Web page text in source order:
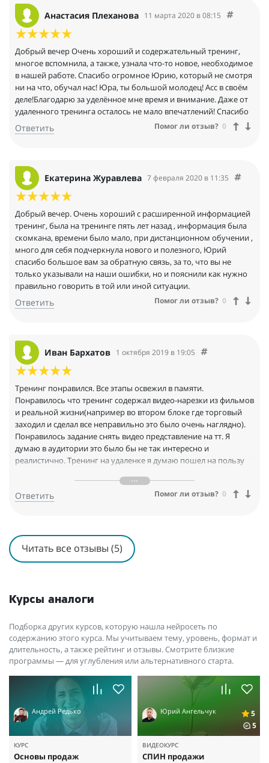
Анастасия Плеханова 11 марта 2020 в 08:15
Добрый вечер Очень хороший и содержательный тренинг,
многое вспомнила, а также, узнала что-то новое, необходимое
в нашей работе. Спасибо огромное Юрию, который не смотря
ни на что, обучал нас! Юра, ты большой молодец! Асс в своём
деле!Благодарю за уделённое мне время и внимание. Даже от
удаленного тренинга осталось не мало впечатлений! Спасибо
Ответить Помог ли отзыв? 0
Екатерина Журавлева 7 февраля 2020 в 11:35
Добрый вечер. Очень хороший с расширенной информацией
тренинг, была на тренинге пять лет назад , информация была
скомкана, времени было мало, при дистанционном обучении ,
много для себя подчеркнула нового и полезного, Юрий
спасибо большое вам за обратную связь, за то, что вы не
только указывали на наши ошибки, но и пояснили как нужно
правильно говорить в той или иной ситуации.
Ответить Помог ли отзыв? 0
Иван Бархатов 1 октября 2019 в 19:05
Тренинг понравился. Все этапы освежил в памяти.
Понравилось что тренинг содержал видео-нарезки из фильмов
и реальной жизни(например во втором блоке где торговый
заходил и сделал все неправильно это было очень наглядно).
Понравилось задание снять видео представление на тт. Я
думаю в аудитории это было бы не так интересно и
реалистично. Тренинг на удаленке я думаю пошел на пользу
предостаточно чтобы разобраться.
В следующих тренингах также хочется видеть видео-вставки из
Ответить Помог ли отзыв? 0
Читать все отзывы (5)
Курсы аналоги
Подборка других курсов, которую нашла нейросеть по
содержанию этого курса. Мы учитываем тему, уровень, формат и
длительность, а также рейтинг и отзывы. Смотрите близкие
программы — для углубления или альтернативного старта.
Андрей Редько
КУРС
Основы продаж
Юрий Ангельчук
5
5
ВИДЕОКУРС
СПИН продажи